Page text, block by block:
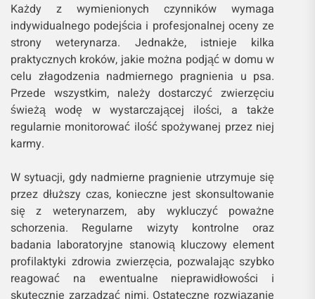
Każdy z wymienionych czynników wymaga
indywidualnego podejścia i profesjonalnej oceny ze
strony weterynarza. Jednakże, istnieje kilka
praktycznych kroków, jakie można podjąć w domu w
celu złagodzenia nadmiernego pragnienia u psa.
Przede wszystkim, należy dostarczyć zwierzęciu
świeżą wodę w wystarczającej ilości, a także
regularnie monitorować ilość spożywanej przez niej
karmy.
W sytuacji, gdy nadmierne pragnienie utrzymuje się
przez dłuższy czas, konieczne jest skonsultowanie
się z weterynarzem, aby wykluczyć poważne
schorzenia. Regularne wizyty kontrolne oraz
badania laboratoryjne stanowią kluczowy element
profilaktyki zdrowia zwierzęcia, pozwalając szybko
reagować na ewentualne nieprawidłowości i
skutecznie zarządzać nimi. Ostateczne rozwiązanie